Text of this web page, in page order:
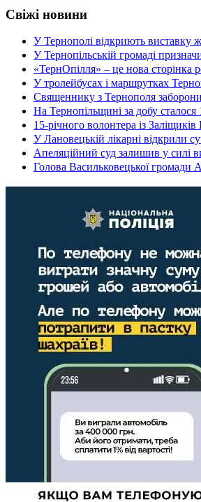
Свіжі новини
У Тернополі відкриють виставку
У Тернопільській громаді
«ТернОпілля» – це нова сторінка
У тролейбусах і маршрутках
Священнику з Тернополя
На Тернопільщині за добу
15-річного волонтера із
У Лановецькій лікарні відкрили
Апеляційний суд залишив у силі
Голова Васильковецької